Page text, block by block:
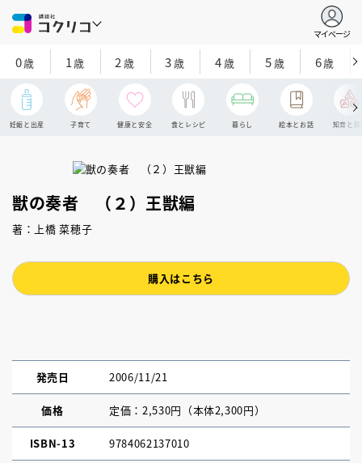
マイページ
0歳 1歳 2 歳 3歳 4歳 5歳 6歳
妊娠と出産 子育て 健康と安全 食とレシピ 暮らし 絵本とお話 知育と探
獣の奏者 （２）王獣編
著：上橋 菜穂子
購入はこちら
発売日 2006/11/21
価格 定価：2,530円（本体2,300円）
ISBN-13 9784062137010